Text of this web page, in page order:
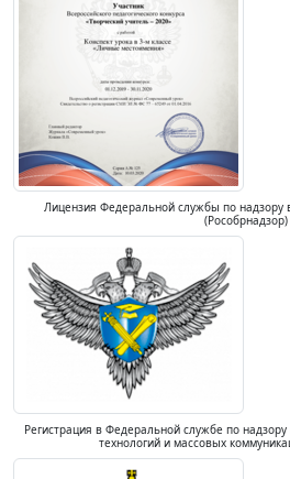
Лицензия Федеральной службы по надзору
(Рособрнадзор)
Регистрация в Федеральной службе по
технологий и массовых